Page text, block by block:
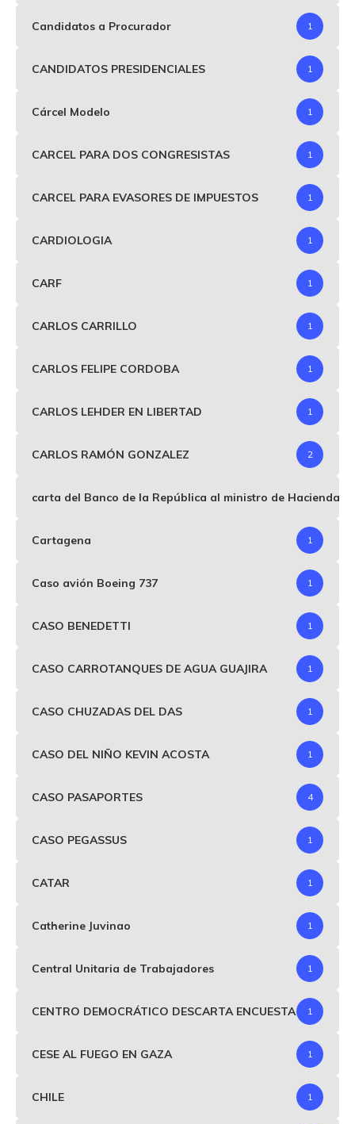
Candidatos a Procurador 1
CANDIDATOS PRESIDENCIALES 1
Cárcel Modelo 1
CARCEL PARA DOS CONGRESISTAS 1
CARCEL PARA EVASORES DE IMPUESTOS 1
CARDIOLOGIA 1
CARF 1
CARLOS CARRILLO 1
CARLOS FELIPE CORDOBA 1
CARLOS LEHDER EN LIBERTAD 1
CARLOS RAMÓN GONZALEZ 2
carta del Banco de la República al ministro de Hacienda
Cartagena 1
Caso avión Boeing 737 1
CASO BENEDETTI 1
CASO CARROTANQUES DE AGUA GUAJIRA 1
CASO CHUZADAS DEL DAS 1
CASO DEL NIÑO KEVIN ACOSTA 1
CASO PASAPORTES 4
CASO PEGASSUS 1
CATAR 1
Catherine Juvinao 1
Central Unitaria de Trabajadores 1
CENTRO DEMOCRÁTICO DESCARTA ENCUESTA 1
CESE AL FUEGO EN GAZA 1
CHILE 1